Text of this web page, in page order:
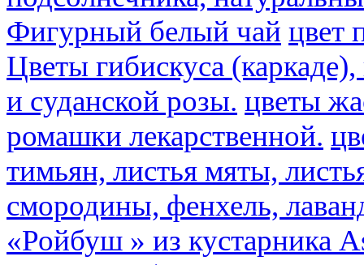
Фигурный белый чай цвет
Цветы гибискуса
и суданской розы. цветы
ромашки лекарственной.
тимьян, листья мяты,
смородины, фенхель,
«Ройбуш » из кустарника